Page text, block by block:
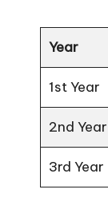
Year
1st Year
2nd Year
3rd Year